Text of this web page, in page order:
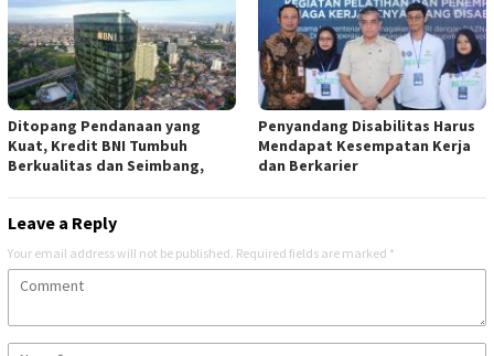
Ditopang Pendanaan yang
Kuat, Kredit BNI Tumbuh
Berkualitas dan Seimbang,
Penyandang Disabilitas Harus
Mendapat Kesempatan Kerja
dan Berkarier
Leave a Reply
Your email address will not be published. Required fields are marked *